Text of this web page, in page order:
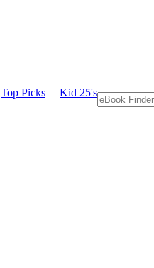
Top Picks Kid 25's